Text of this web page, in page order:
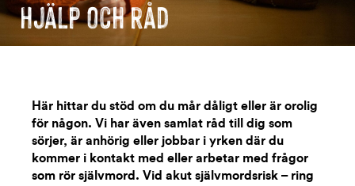
Hjälp och råd
Här hittar du stöd om du mår dåligt eller är orolig
för någon. Vi har även samlat råd till dig som
sörjer, är anhörig eller jobbar i yrken där du
kommer i kontakt med eller arbetar med frågor
som rör självmord. Vid akut självmordsrisk – ring